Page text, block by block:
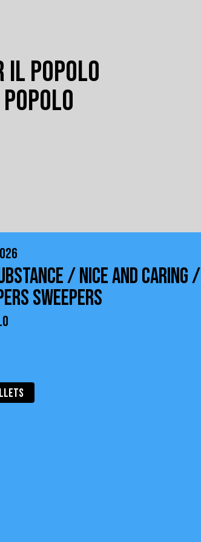
IL POPOLO
/ NICE AND CARING /
SWEEPERS